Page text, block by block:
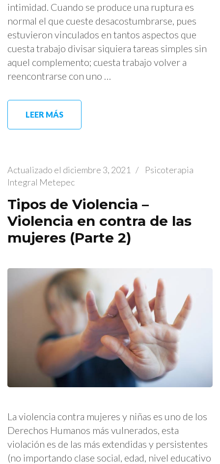
intimidad. Cuando se produce una ruptura es
normal el que cueste desacostumbrarse, pues
estuvieron vinculados en tantos aspectos que
cuesta trabajo divisar siquiera tareas simples sin
aquel complemento; cuesta trabajo volver a
reencontrarse con uno …
LEER MÁS
Actualizado el diciembre 3, 2021 /
Psicoterapia
Integral Metepec
Tipos de Violencia –
Violencia en contra de las
mujeres (Parte 2)
La violencia contra mujeres y niñas es uno de los
Derechos Humanos más vulnerados, esta
violación es de las más extendidas y persistentes
(no importando clase social, edad, nivel educativo